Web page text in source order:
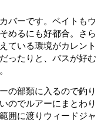
バーです。ベイトもウ
めるにも好都合。さら
ている環境がカレント
ったりと、バスが好む
の部類に入るので釣り
のでルアーにまとわり
囲に渡りウィードジャ